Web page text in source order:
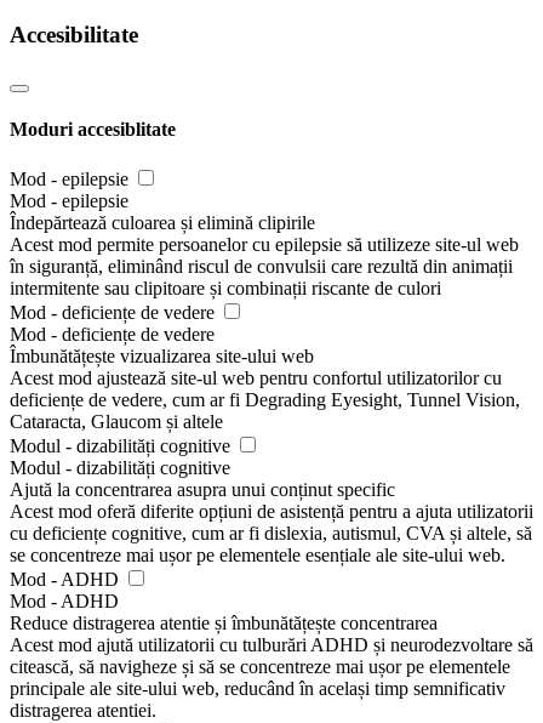
Accesibilitate
Moduri accesiblitate
Mod - epilepsie
Mod - epilepsie
Îndepărtează culoarea și elimină clipirile
Acest mod permite persoanelor cu epilepsie să utilizeze site-ul web
în siguranță, eliminând riscul de convulsii care rezultă din animații
intermitente sau clipitoare și combinații riscante de culori
Mod - deficiențe de vedere
Mod - deficiențe de vedere
Îmbunătățește vizualizarea site-ului web
Acest mod ajustează site-ul web pentru confortul utilizatorilor cu
deficiențe de vedere, cum ar fi Degrading Eyesight, Tunnel Vision,
Cataracta, Glaucom și altele
Modul - dizabilități cognitive
Modul - dizabilități cognitive
Ajută la concentrarea asupra unui conținut specific
Acest mod oferă diferite opțiuni de asistență pentru a ajuta utilizatorii
cu deficiențe cognitive, cum ar fi dislexia, autismul, CVA și altele, să
se concentreze mai ușor pe elementele esențiale ale site-ului web.
Mod - ADHD
Mod - ADHD
Reduce distragerea atentie și îmbunătățește concentrarea
Acest mod ajută utilizatorii cu tulburări ADHD și neurodezvoltare să
citească, să navigheze și să se concentreze mai ușor pe elementele
principale ale site-ului web, reducând în același timp semnificativ
distragerea atentiei.